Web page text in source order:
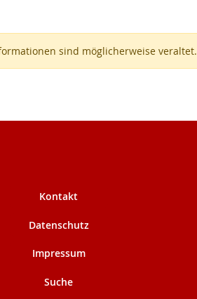
sind möglicherweise veraltet.
Kontakt
Datenschutz
Impressum
Suche